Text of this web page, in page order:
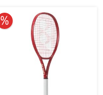
10% reduziert